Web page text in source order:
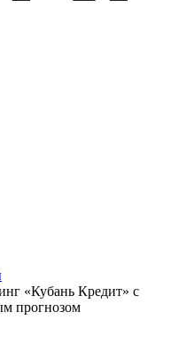
«Кубань Кредит» с
прогнозом